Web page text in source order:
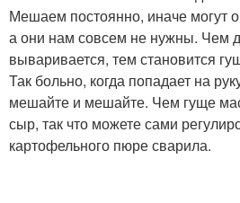
Мешаем постоянно, иначе могут
а они нам совсем не нужны. Чем
вываривается, тем становится
Так больно, когда попадает на
мешайте и мешайте. Чем гуще
сыр, так что можете сами
картофельного пюре сварила.